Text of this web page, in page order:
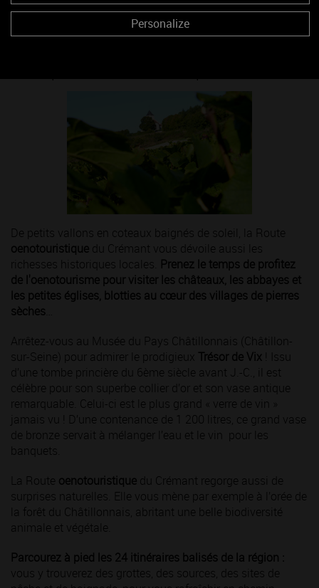
De petits vallons en coteaux baignés de soleil, la Route
oenotouristique du Crémant vous dévoile aussi les
richesses historiques locales. Prenez le temps de profitez
de l'oenotourisme pour visiter les châteaux, les abbayes et
les petites églises, blotties au cœur des villages de pierres
sèches
Arrêtez-vous au Musée du Pays Châtillonnais (Châtillon-
sur-Seine) pour admirer le prodigieux Trésor de Vix ! Issu
d’une tombe princière du 6ème siècle avant J.-C., il est
célèbre pour son superbe collier d’or et son vase antique
remarquable. Celui-ci est le plus grand « verre de vin »
jamais vu ! D’une contenance de 1 200 litres, ce grand vase
de bronze servait à mélanger l’eau et le vin pour les
banquets.
La Route oenotouristique du Crémant regorge aussi de
surprises naturelles. Elle vous mène par exemple à l’orée de
la forêt du Châtillonnais, abritant une belle biodiversité
animale et végétale.
Parcourez à pied les 24 itinéraires balisés de la région :
vous y trouverez des grottes, des sources, des sites de
Personalize